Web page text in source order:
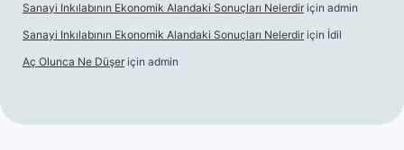
Sanayi Inkılabının Ekonomik Alandaki Sonuçları Nelerdir için admin
Sanayi Inkılabının Ekonomik Alandaki Sonuçları Nelerdir için İdil
Aç Olunca Ne Düşer için admin